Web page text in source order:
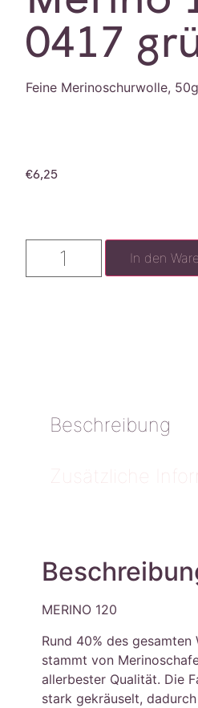
0417
Feine Merinoschurwolle,
€6,25
In den
Beschreibung
Zusätzliche
MERINO 120
Rund 40% des gesamten
stammt von
allerbester Qualität. Die
stark gekräuselt,